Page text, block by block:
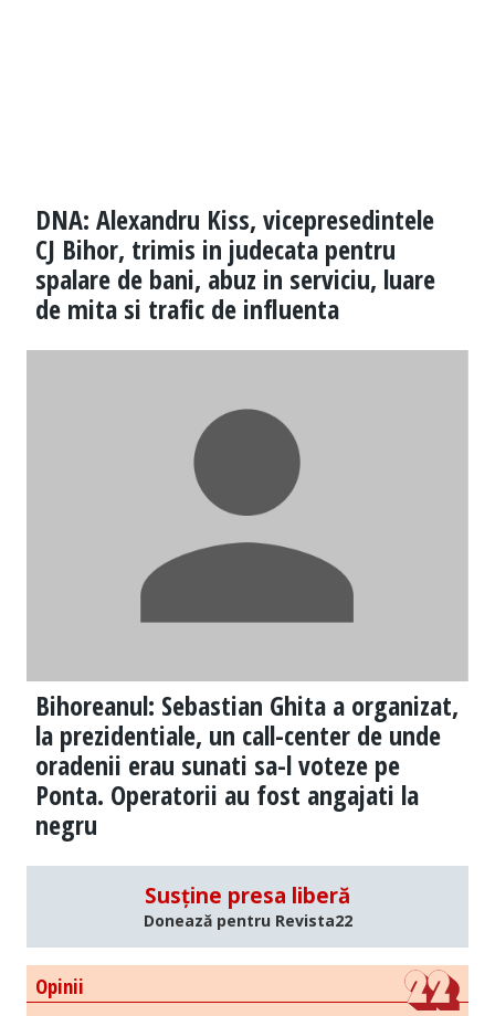
DNA: Alexandru Kiss, vicepresedintele
CJ Bihor, trimis in judecata pentru
spalare de bani, abuz in serviciu, luare
de mita si trafic de influenta
Bihoreanul: Sebastian Ghita a organizat,
la prezidentiale, un call-center de unde
oradenii erau sunati sa-l voteze pe
Ponta. Operatorii au fost angajati la
negru
Susține presa liberă
Donează pentru Revista22
Opinii